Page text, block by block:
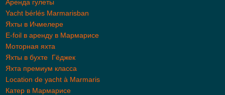
Аренда гулеты
Yacht bérlés Marmarisban
Яхты в Ичмелере
E-foil в аренду в Мармарисе
Моторная яхта
Яхты в бухте Гёджек
Яхта премиум класса
Location de yacht à Marmaris
Катер в Мармарисе